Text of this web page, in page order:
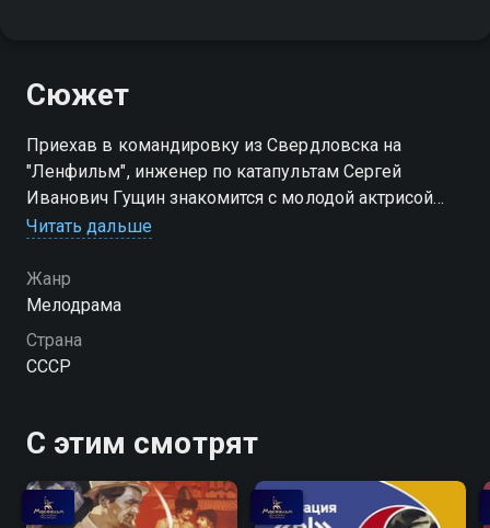
Сюжет
Приехав в командировку из Свердловска на
"Ленфильм", инженер по катапультам Сергей
Иванович Гущин знакомится с молодой актрисой
Наташей. Она предлагает ему показать Ленинград,
служил здесь во время войны
Читать дальше
Жанр
Мелодрама
Страна
СССР
С этим смотрят